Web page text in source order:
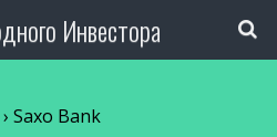
Инвестора
Saxo Bank